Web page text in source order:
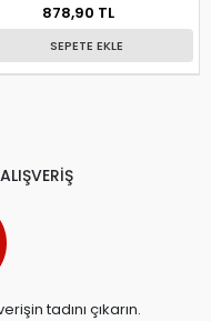
878,90 TL
SEPETE EKLE
tadını çıkarın.